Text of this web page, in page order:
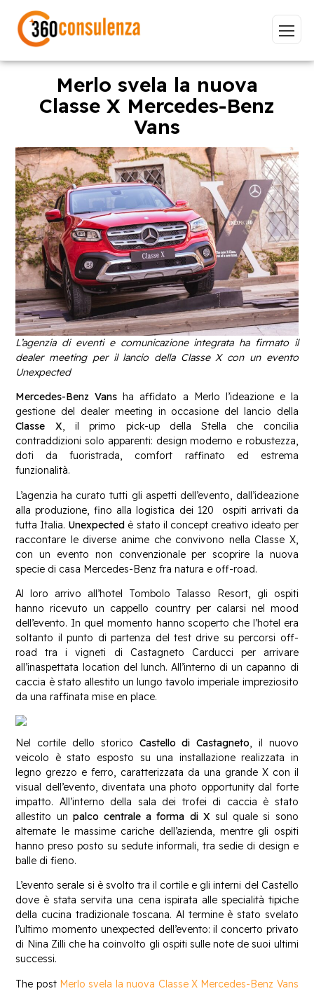
Vai
GDPR NIS2 Bandi ISO 27001
Sviluppo software BeeProd
Inizia a digitare per visualizzare le pagine consigliate.
Merlo svela la nuova
Classe X Mercedes-Benz
Vans
L’agenzia di eventi e comunicazione integrata ha firmato il
dealer meeting per il lancio della Classe X con un evento
Unexpected
Mercedes-Benz Vans ha affidato a Merlo l’ideazione e la
gestione del dealer meeting in occasione del lancio della
Classe X, il primo pick-up della Stella che concilia
contraddizioni solo apparenti: design moderno e robustezza,
doti da fuoristrada, comfort raffinato ed estrema
funzionalità.
L’agenzia ha curato tutti gli aspetti dell’evento, dall’ideazione
alla produzione, fino alla logistica dei 120 ospiti arrivati da
tutta Italia. Unexpected è stato il concept creativo ideato per
raccontare le diverse anime che convivono nella Classe X,
con un evento non convenzionale per scoprire la nuova
specie di casa Mercedes-Benz fra natura e off-road.
Al loro arrivo all’hotel Tombolo Talasso Resort, gli ospiti
hanno ricevuto un cappello country per calarsi nel mood
dell’evento. In quel momento hanno scoperto che l’hotel era
soltanto il punto di partenza del test drive su percorsi off-
road tra i vigneti di Castagneto Carducci per arrivare
all’inaspettata location del lunch. All’interno di un capanno di
caccia è stato allestito un lungo tavolo imperiale impreziosito
da una raffinata mise en place.
Nel cortile dello storico Castello di Castagneto, il nuovo
veicolo è stato esposto su una installazione realizzata in
legno grezzo e ferro, caratterizzata da una grande X con il
visual dell’evento, diventata una photo opportunity dal forte
impatto. All’interno della sala dei trofei di caccia è stato
allestito un palco centrale a forma di X sul quale si sono
alternate le massime cariche dell’azienda, mentre gli ospiti
hanno preso posto su sedute informali, tra sedie di design e
balle di fieno.
L’evento serale si è svolto tra il cortile e gli interni del Castello
dove è stata servita una cena ispirata alle specialità tipiche
della cucina tradizionale toscana. Al termine è stato svelato
l’ultimo momento unexpected dell’evento: il concerto privato
di Nina Zilli che ha coinvolto gli ospiti sulle note de suoi ultimi
successi.
The post Merlo svela la nuova Classe X Mercedes-Benz Vans